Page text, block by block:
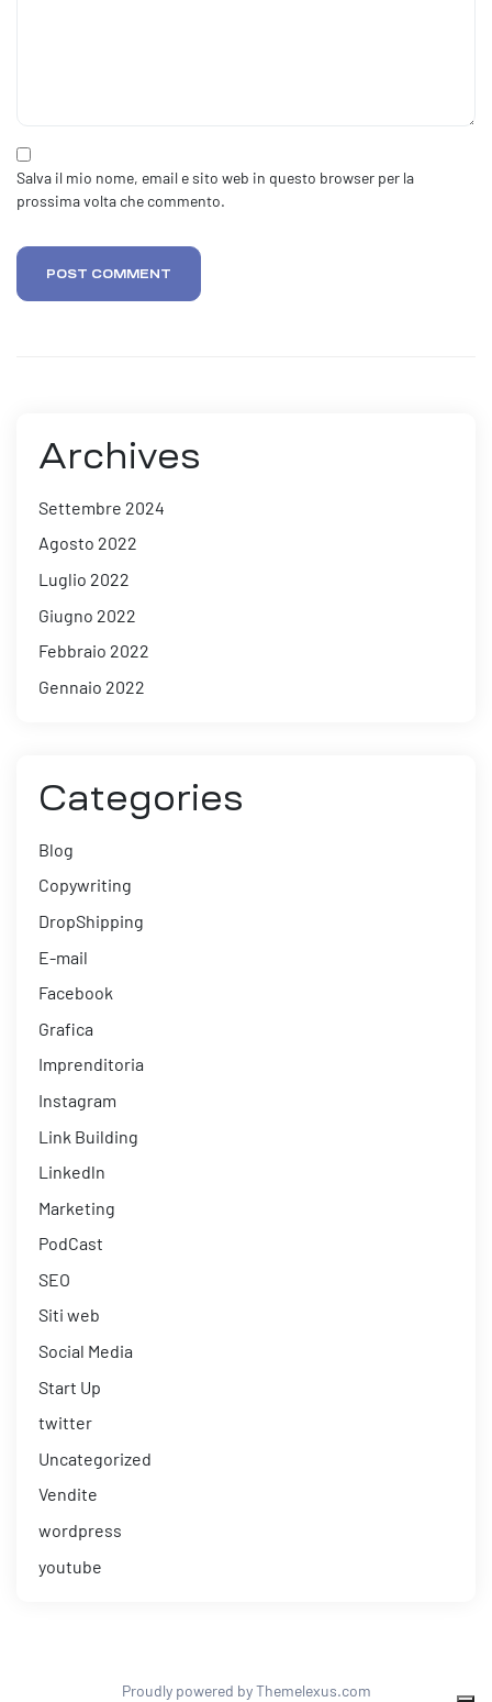
Salva il mio nome, email e sito web in questo browser per la
prossima volta che commento.
POST COMMENT
Archives
Settembre 2024
Agosto 2022
Luglio 2022
Giugno 2022
Febbraio 2022
Gennaio 2022
Categories
Blog
Copywriting
DropShipping
E-mail
Facebook
Grafica
Imprenditoria
Instagram
Link Building
Linkedln
Marketing
PodCast
SEO
Siti web
Social Media
Start Up
twitter
Uncategorized
Vendite
wordpress
youtube
Proudly powered by Themelexus.com